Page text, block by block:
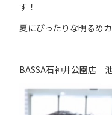
す！
夏にぴったりな明るめ
BASSA石神井公園店